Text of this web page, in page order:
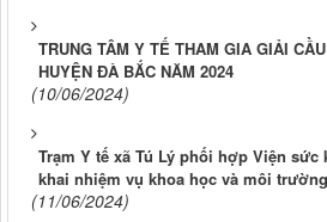
TRUNG TÂM Y TẾ THAM GIA GIẢI
HUYỆN ĐÀ BẮC NĂM 2024
(10/06/2024)
Trạm Y tế xã Tú Lý phối hợp Viện sức
khai nhiệm vụ khoa học và môi trường
(11/06/2024)